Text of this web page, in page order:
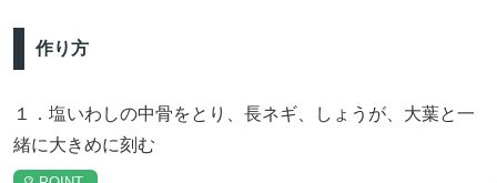
作り方
１．塩いわしの中骨をとり、長ネギ、しょうが、大葉と一
緒に大きめに刻む